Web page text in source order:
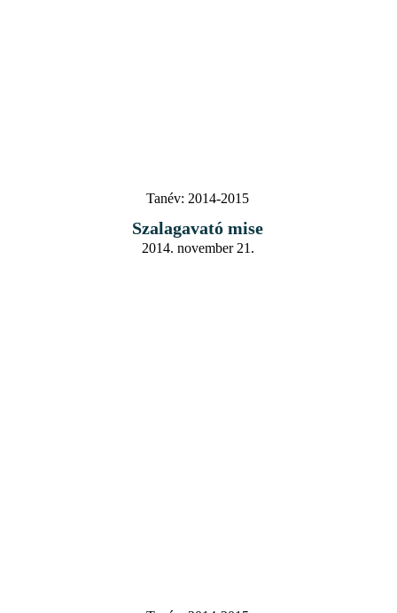
Tanév: 2014-2015
Szalagavató mise
2014. november 21.